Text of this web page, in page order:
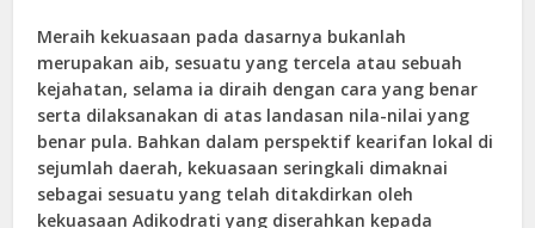
Meraih kekuasaan pada dasarnya bukanlah
merupakan aib, sesuatu yang tercela atau sebuah
kejahatan, selama ia diraih dengan cara yang benar
serta dilaksanakan di atas landasan nila-nilai yang
benar pula. Bahkan dalam perspektif kearifan lokal di
sejumlah daerah, kekuasaan seringkali dimaknai
sebagai sesuatu yang telah ditakdirkan oleh
kekuasaan Adikodrati yang diserahkan kepada